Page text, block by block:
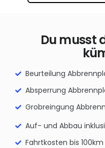
Du musst
Beurteilung
Absperrung
Grobreingung
Auf- und Abbau
Fahrtkosten bis